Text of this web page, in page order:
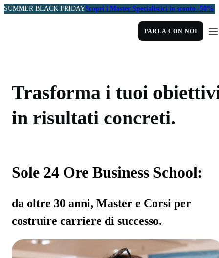
SUMMER BLACK FRIDAYScopri i Master Specialistici in sconto -50%
PARLA CON NOI
Trasforma i tuoi
in risultati concreti.
Sole 24 Ore Business School:
da oltre 30 anni, Master e Corsi per
costruire carriere di successo.